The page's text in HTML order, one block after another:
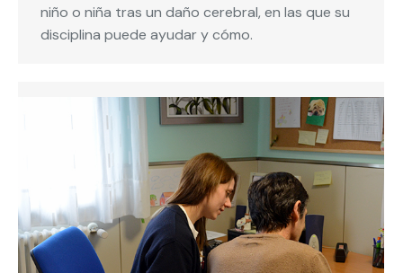
niño o niña tras un daño cerebral, en las que su
disciplina puede ayudar y cómo.